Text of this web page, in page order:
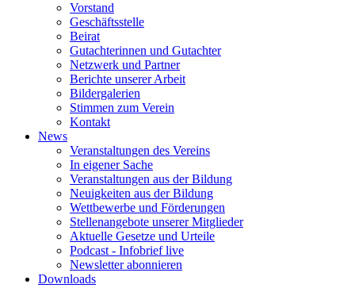
Vorstand
Geschäftsstelle
Beirat
Gutachterinnen und Gutachter
Netzwerk und Partner
Berichte unserer Arbeit
Bildergalerien
Stimmen zum Verein
Kontakt
News
Veranstaltungen des Vereins
In eigener Sache
Veranstaltungen aus der Bildung
Neuigkeiten aus der Bildung
Wettbewerbe und Förderungen
Stellenangebote unserer Mitglieder
Aktuelle Gesetze und Urteile
Podcast - Infobrief live
Newsletter abonnieren
Downloads